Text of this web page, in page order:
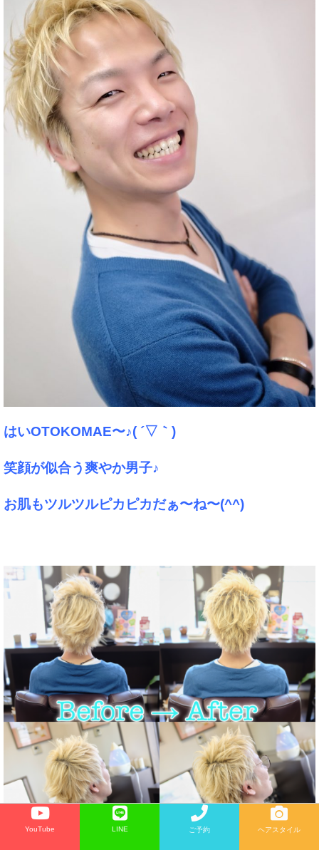
はいOTOKOMAE〜♪( ´▽｀)
笑顔が似合う爽やか男子♪
お肌もツルツルピカピカだぁ〜ね〜(^^)
YouTube LINE ご予約 ヘアスタイル